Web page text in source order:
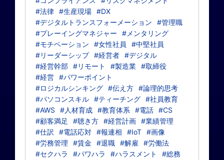
#法律 #生産現場 #DX
#デジタルトランスフォーメーション
#管理職
#プレーイングマネジャー
#メンタリング
#モチベーション
#女性社員
#中堅社員
#リーダーシップ #経営者 #デジタル
#経営幹部 #リモート #製造業 #取締役
#経営 #パワーポイント
#ロジカルシンキング #伝え方 #論理的思考
#パソコンスキル #ティーチング #社員教育
#AWS
#人材育成 #教育体系 #電話 #CS
#顧客満足
#聴き方 #経営計画 #業績管理
#仕訳
#電話応対 #報連相 #IoT #画像
#労務管理
#賃金 #退職 #解雇
#労働法
#セクハラ
#パワハラ #ハラスメント
#総務